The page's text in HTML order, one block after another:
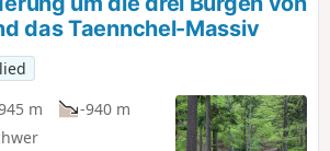
die Weinberge auf
Wanderung ist über
Gare-Routiè
das Taennchel-Massiv
m
-940 m